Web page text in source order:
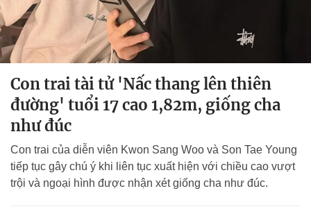
Con trai tài tử 'Nấc thang lên thiên
đường' tuổi 17 cao 1,82m, giống cha
như đúc
Con trai của diễn viên Kwon Sang Woo và Son Tae Young
tiếp tục gây chú ý khi liên tục xuất hiện với chiều cao vượt
trội và ngoại hình được nhận xét giống cha như đúc.